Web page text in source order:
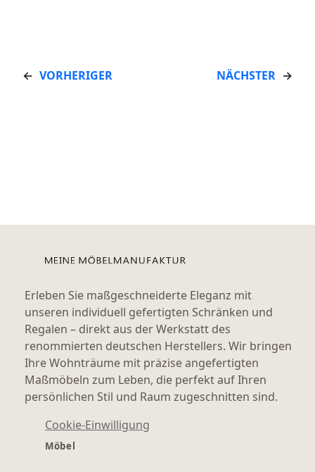
← VORHERIGER NÄCHSTER →
Erleben Sie maßgeschneiderte Eleganz mit
unseren individuell gefertigten Schränken und
Regalen – direkt aus der Werkstatt des
renommierten deutschen Herstellers. Wir bringen
Ihre Wohnträume mit präzise angefertigten
Maßmöbeln zum Leben, die perfekt auf Ihren
persönlichen Stil und Raum zugeschnitten sind.
Cookie-Einwilligung
Möbel